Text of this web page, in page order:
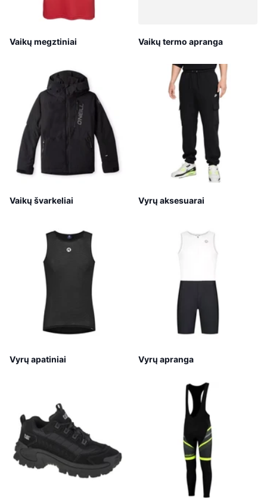
Vaikų megztiniai Vaikų termo apranga
Vaikų švarkeliai Vyrų aksesuarai
Vyrų apatiniai Vyrų apranga